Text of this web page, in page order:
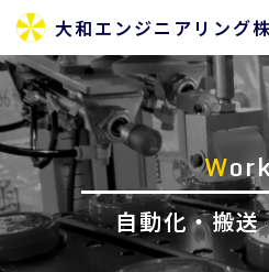
大和エンジニアリング
W
自動化・搬